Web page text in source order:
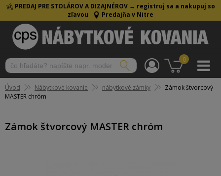
PREDAJ PRE STOLÁROV A DIZAJNÉROV → registruj sa a nakupuj so
zľavou
Predajňa v Nitre
0
Úvod Nábytkové kovanie nábytkové zámky
Zámok štvorcový
MASTER chróm
Zámok štvorcový MASTER chróm